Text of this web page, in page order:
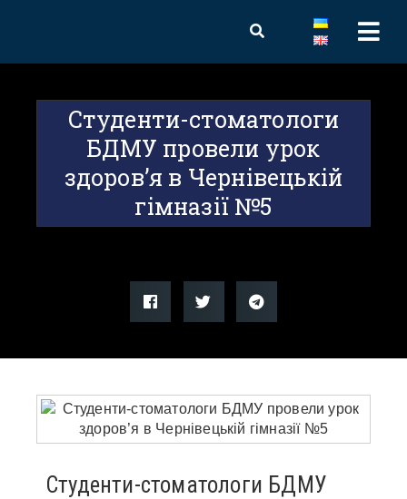
Студенти-стоматологи
БДМУ провели урок
здоров’я в Чернівецькій
гімназії №5
Студенти-стоматологи БДМУ